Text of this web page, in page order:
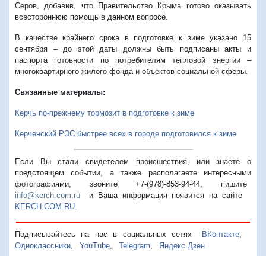
Серов, добавив, что Правительство Крыма готово оказывать
всестороннюю помощь в данном вопросе.
В качестве крайнего срока в подготовке к зиме указано 15
сентября – до этой даты должны быть подписаны акты и
паспорта готовности по потребителям тепловой энергии –
многоквартирного жилого фонда и объектов социальной сферы.
Связанные материалы:
Керчь по-прежнему тормозит в подготовке к зиме
Керченский РЭС быстрее всех в городе подготовился к зиме
Если Вы стали свидетелем происшествия, или знаете о
предстоящем событии, а также располагаете интересными
фотографиями, звоните +7-(978)-853-94-44, пишите
info@kerch.com.ru и Ваша информация появится на сайте
KERCH.COM.RU
Подписывайтесь на нас в социальных сетях ВКонтакте,
Одноклассники
YouTube Telegram Яндекс.Дзен